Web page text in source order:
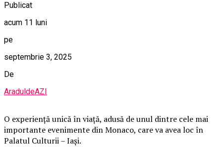
Publicat
acum 11 luni
pe
septembrie 3, 2025
De
AraduldeAZI
O experiență unică în viață, adusă de unul dintre cele mai
importante evenimente din Monaco, care va avea loc în
Palatul Culturii – Iași.